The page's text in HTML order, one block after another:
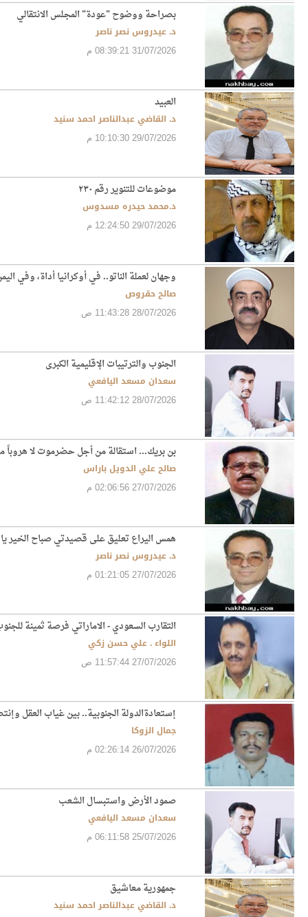
بصراحة ووضوح "عودة" المجلس الانتقالي
د. عيدروس نصر ناصر
31/07/2026 08:39:21 م
العبيد
د. القاضي عبدالناصر احمد سنيد
29/07/2026 10:10:30 م
موضوعات للتنوير رقم ٢٣٠
د.محمد حيدره مسدوس
29/07/2026 12:24:50 م
وجهان لعملة الناتو.. في أوكرانيا أداة، وفي
صالح حقروص
28/07/2026 11:43:28 ص
الجنوب والترتيبات الإقليمية الكبرى
سعدان مسعد اليافعي
28/07/2026 11:42:12 ص
بن بريك... استقالة من أجل حضرموت لا هروباً
صالح علي الدويل باراس
27/07/2026 02:06:56 م
همس اليراع تعليق على قصيدتي صباح الخير
د. عيدروس نصر ناصر
27/07/2026 01:21:05 م
التقارب السعودي - الاماراتي فرصة ثمينة
اللواء . علي حسن زكي
27/07/2026 11:57:44 ص
إستعادةالدولة الجنوبية.. بين غياب العقل
جمال الزوكا
26/07/2026 02:26:14 م
صمود الأرض واستبسال الشعب
سعدان مسعد اليافعي
25/07/2026 06:11:58 م
جمهورية معاشيق
د. القاضي عبدالناصر احمد سنيد